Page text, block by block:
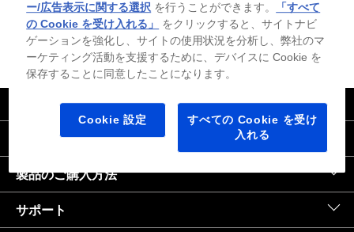
的にアップデートされ、有効になります。高速インターネットとMicrosoftアカウ
ントが必要になります。ISPの料金が適用され、今後アップデートの際に要件が追
加される場合があります。http://www.windows.com 外部リンクアイコンをご覧く
ださい。
｜United States HP.com
会社情報
製品のご購入方法
サポート
ー/広告表示に関する選択 を行うことができます。
「すべて
の Cookie を受け入れる」
をクリックすると、サイトナビ
ゲーションを強化し、サイトの使用状況を分析し、弊社のマ
ーケティング活動を支援するために、デバイスに Cookie を
保存することに同意したことになります。
Cookie 設定
すべての Cookie を受け
入れる